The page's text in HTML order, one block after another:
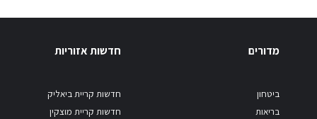
מדורים
ביטחון
בריאות
חדשות אזוריות
חדשות קריית ביאליק
חדשות קריית מוצקין